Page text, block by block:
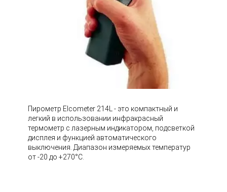
Пирометр Elcometer 214L - это компактный и
легкий в использовании инфракрасный
термометр с лазерным индикатором, подсветкой
дисплея и функцией автоматического
выключения. Диапазон измеряемых температур
от -20 до +270°С.